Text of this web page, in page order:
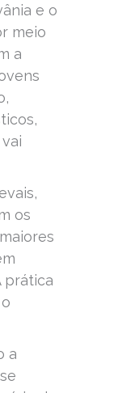
e o
meio
a
os
prática
a